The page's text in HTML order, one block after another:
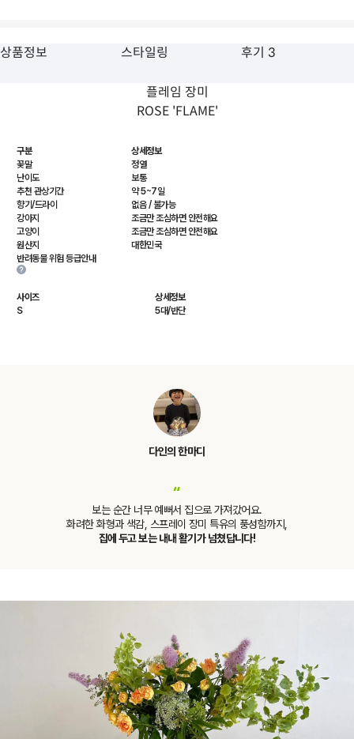
상품정보 스타일링 후기 3
플레임 장미
ROSE 'FLAME'
구분
상세정보
꽃말
정열
난이도
보통
추천 관상기간
약 5~7일
향기/드라이
없음 / 불가능
강아지
조금만 조심하면 안전해요
고양이
조금만 조심하면 안전해요
원산지
대한민국
반려동물 위험 등급안내
사이즈
상세정보
S
5대/반단
다인의 한마디
“
보는 순간 너무 예뻐서 집으로 가져갔어요.
화려한 화형과 색감, 스프레이 장미 특유의 풍성함까지,
집에 두고 보는 내내 활기가 넘쳤답니다!